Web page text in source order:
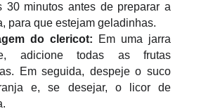
30 minutos antes de preparar a
para que estejam geladinhas.
do clericot: Em uma jarra
adicione todas as frutas
Em seguida, despeje o suco
e, se desejar, o licor de